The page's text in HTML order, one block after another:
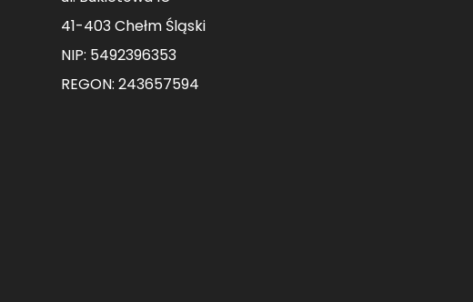
41-403 Chełm Śląski
NIP: 5492396353
REGON: 243657594